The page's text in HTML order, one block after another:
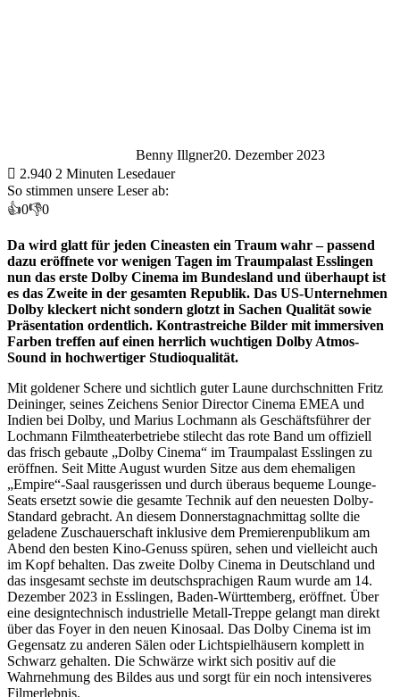
Benny Illgner20. Dezember 2023
2.940 2 Minuten Lesedauer
So stimmen unsere Leser ab:
👍0👎0
Da wird glatt für jeden Cineasten ein Traum wahr – passend
dazu eröffnete vor wenigen Tagen im Traumpalast Esslingen
nun das erste Dolby Cinema im Bundesland und überhaupt ist
es das Zweite in der gesamten Republik. Das US-Unternehmen
Dolby kleckert nicht sondern glotzt in Sachen Qualität sowie
Präsentation ordentlich. Kontrastreiche Bilder mit immersiven
Farben treffen auf einen herrlich wuchtigen Dolby Atmos-
Sound in hochwertiger Studioqualität.
Mit goldener Schere und sichtlich guter Laune durchschnitten Fritz
Deininger, seines Zeichens Senior Director Cinema EMEA und
Indien bei Dolby, und Marius Lochmann als Geschäftsführer der
Lochmann Filmtheaterbetriebe stilecht das rote Band um offiziell
das frisch gebaute „Dolby Cinema“ im Traumpalast Esslingen zu
eröffnen. Seit Mitte August wurden Sitze aus dem ehemaligen
„Empire“-Saal rausgerissen und durch überaus bequeme Lounge-
Seats ersetzt sowie die gesamte Technik auf den neuesten Dolby-
Standard gebracht. An diesem Donnerstagnachmittag sollte die
geladene Zuschauerschaft inklusive dem Premierenpublikum am
Abend den besten Kino-Genuss spüren, sehen und vielleicht auch
im Kopf behalten. Das zweite Dolby Cinema in Deutschland und
das insgesamt sechste im deutschsprachigen Raum wurde am 14.
Dezember 2023 in Esslingen, Baden-Württemberg, eröffnet. Über
eine designtechnisch industrielle Metall-Treppe gelangt man direkt
über das Foyer in den neuen Kinosaal. Das Dolby Cinema ist im
Gegensatz zu anderen Sälen oder Lichtspielhäusern komplett in
Schwarz gehalten. Die Schwärze wirkt sich positiv auf die
Wahrnehmung des Bildes aus und sorgt für ein noch intensiveres
Filmerlebnis.